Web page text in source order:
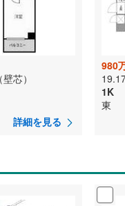
（壁芯）
詳細を見る
980
1K
東